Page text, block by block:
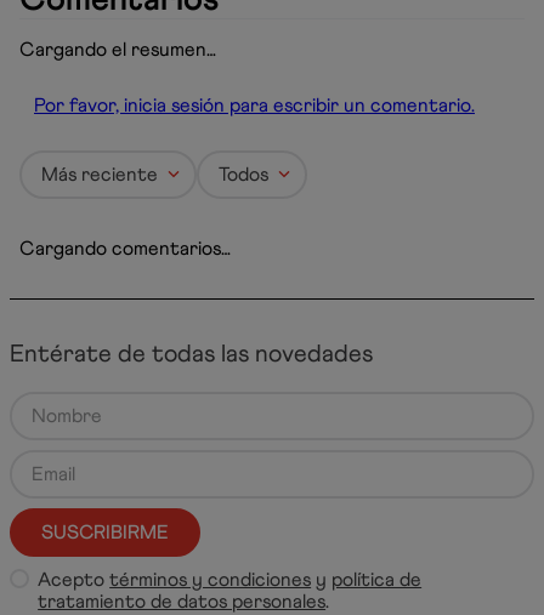
Cargando el resumen…
Por favor, inicia sesión para escribir un comentario.
Más reciente Todos
Cargando comentarios…
Entérate de todas las novedades
SUSCRIBIRME
Aceptotérminos y condiciones y política de
tratamiento de datos personales.